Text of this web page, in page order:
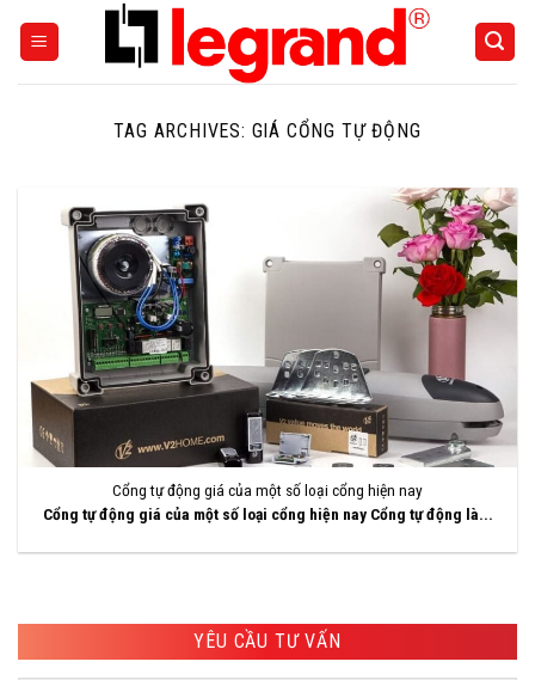
TAG ARCHIVES: GIÁ CỔNG TỰ ĐỘNG
Cổng tự động giá của một số loại cổng hiện nay
Cổng tự động giá của một số loại cổng hiện nay Cổng tự động là...
YÊU CẦU TƯ VẤN